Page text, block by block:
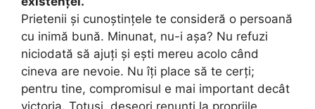
Prietenii și cunoștințele te consideră o persoană
cu inimă bună. Minunat, nu-i așa? Nu refuzi
niciodată să ajuți și ești mereu acolo când
cineva are nevoie. Nu îți place să te cerți;
pentru tine, compromisul e mai important decât